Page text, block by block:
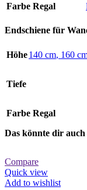
Farbe Regal
Endschiene für
Höhe140 cm, 160
Tiefe
Farbe Regal
Das könnte dir
Compare
Quick view
Add to wishlist